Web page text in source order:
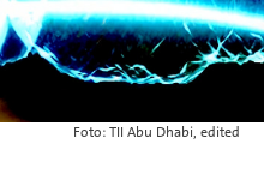
Foto: TII Abu Dhabi, edited